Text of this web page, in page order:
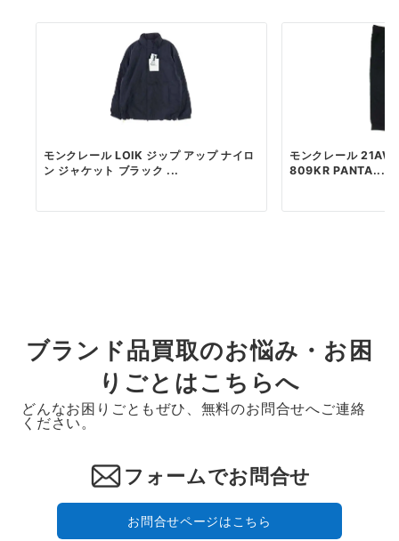
モンクレール LOIK ジップ アップ ナイロ
ン ジャケット ブラック ...
モンクレール
809KR PANTA...
ブランド品買取のお悩み・お困
りごとはこちらへ
どんなお困りごともぜひ、無料のお問合せへご連絡
ください。
フォームでお問合せ
お問合せページはこちら